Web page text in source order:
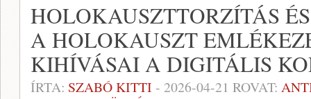
HOLOKAUSZTTORZÍTÁS
A HOLOKAUSZT
KIHÍVÁSAI A DIGITÁLIS
ÍRTA: SZABÓ KITTI - 2026-04-21 ROVAT: